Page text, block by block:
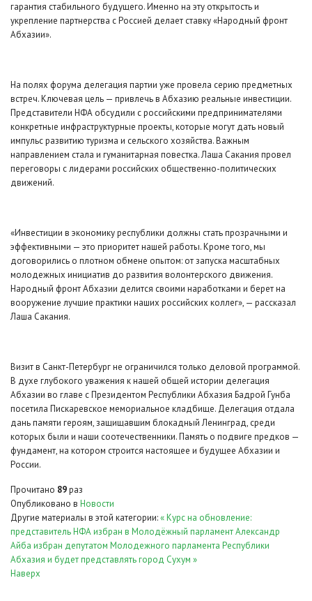
гарантия стабильного будущего. Именно на эту открытость и
укрепление партнерства с Россией делает ставку «Народный фронт
Абхазии».
На полях форума делегация партии уже провела серию предметных
встреч. Ключевая цель — привлечь в Абхазию реальные инвестиции.
Представители НФА обсудили с российскими предпринимателями
конкретные инфраструктурные проекты, которые могут дать новый
импульс развитию туризма и сельского хозяйства. Важным
направлением стала и гуманитарная повестка. Лаша Сакания провел
переговоры с лидерами российских общественно-политических
движений.
«Инвестиции в экономику республики должны стать прозрачными и
эффективными — это приоритет нашей работы. Кроме того, мы
договорились о плотном обмене опытом: от запуска масштабных
молодежных инициатив до развития волонтерского движения.
Народный фронт Абхазии делится своими наработками и берет на
вооружение лучшие практики наших российских коллег», — рассказал
Лаша Сакания.
Визит в Санкт-Петербург не ограничился только деловой программой.
В духе глубокого уважения к нашей общей истории делегация
Абхазии во главе с Президентом Республики Абхазия Бадрой Гунба
посетила Пискаревское мемориальное кладбище. Делегация отдала
дань памяти героям, защищавшим блокадный Ленинград, среди
которых были и наши соотечественники. Память о подвиге предков —
фундамент, на котором строится настоящее и будущее Абхазии и
России.
Прочитано 89раз
Опубликовано в Новости
Другие материалы в этой категории:« Курс на обновление:
представитель НФА избран в Молодёжный парламентАлександр
Айба избран депутатом Молодежного парламента Республики
Абхазия и будет представлять город Сухум »
Наверх